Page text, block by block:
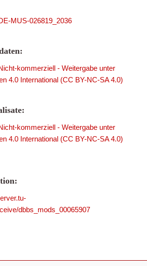
MUS-026819_2036
kommerziell - Weitergabe unter
4.0 International (CC BY-NC-SA 4.0)
kommerziell - Weitergabe unter
4.0 International (CC BY-NC-SA 4.0)
dbbs_mods_00065907